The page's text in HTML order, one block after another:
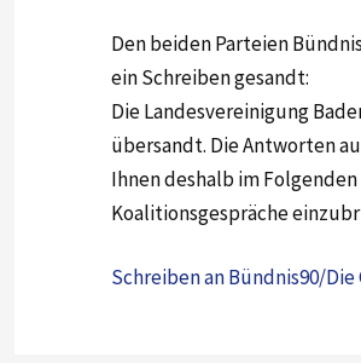
Den beiden Parteien
ein Schreiben gesandt:
Die Landesvereinigung
übersandt. Die Antworten
Ihnen deshalb im
Koalitionsgespräche
Schreiben an Bündnis90/Die